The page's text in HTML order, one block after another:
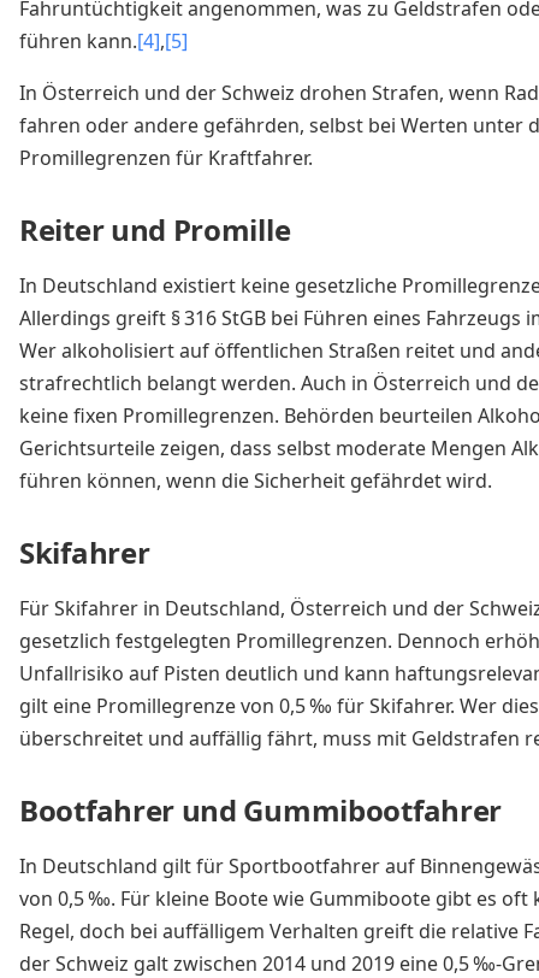
Fahruntüchtigkeit angenommen, was zu Geldstrafen
führen kann.[4],[5]
In Österreich und der Schweiz drohen Strafen, wenn
fahren oder andere gefährden, selbst bei Werten unter
Promillegrenzen für Kraftfahrer.
Reiter und Promille
In Deutschland existiert keine gesetzliche
Allerdings greift § 316 StGB bei Führen eines Fahrzeugs
Wer alkoholisiert auf öffentlichen Straßen reitet und
strafrechtlich belangt werden. Auch in Österreich und
keine fixen Promillegrenzen. Behörden beurteilen
Gerichtsurteile zeigen, dass selbst moderate Mengen
führen können, wenn die Sicherheit gefährdet wird.
Skifahrer
Für Skifahrer in Deutschland, Österreich und der
gesetzlich festgelegten Promillegrenzen. Dennoch
Unfallrisiko auf Pisten deutlich und kann
gilt eine Promillegrenze von 0,5 ‰ für Skifahrer. Wer
überschreitet und auffällig fährt, muss mit Geldstrafen
Bootfahrer und Gummibootfahrer
In Deutschland gilt für Sportbootfahrer auf
von 0,5 ‰. Für kleine Boote wie Gummiboote gibt es oft
Regel, doch bei auffälligem Verhalten greift die relative
der Schweiz galt zwischen 2014 und 2019 eine 0,5 ‰-